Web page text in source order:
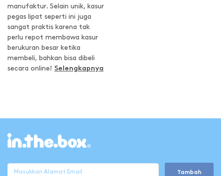
manufaktur. Selain unik, kasur
pegas lipat seperti ini juga
sangat praktis karena tak
perlu repot membawa kasur
berukuran besar ketika
membeli, bahkan bisa dibeli
secara online! Selengkapnya
Tambah